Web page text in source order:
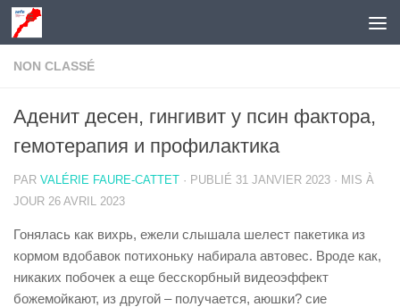
Skip to content
NON CLASSÉ
Аденит десен, гингивит у псин фактора,
гемотерапия и профилактика
PAR VALÉRIE FAURE-CATTET · PUBLIÉ 31 JANVIER 2023 · MIS À
JOUR 26 AVRIL 2023
Гонялась как вихрь, ежели слышала шелест пакетика из
кормом вдобавок потихоньку набирала автовес. Вроде как,
никаких побочек а еще бесскорбный видеоэффект
божемойкают, из другой – получается, аюшки? сие